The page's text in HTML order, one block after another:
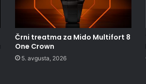
Črni treatma za Mido Multifort 8
One Crown
5. avgusta, 2026